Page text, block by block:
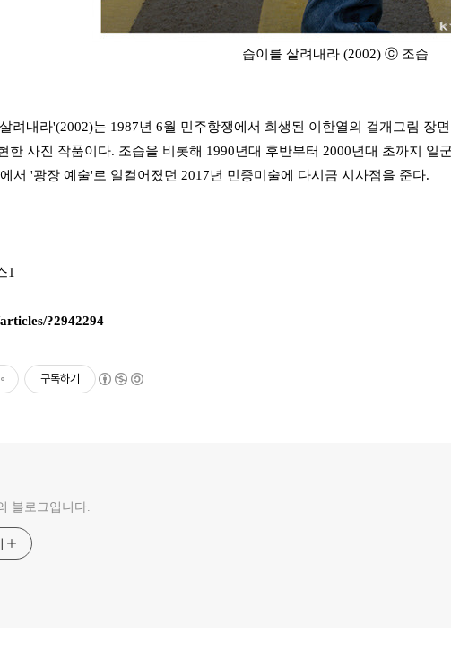
습이를 살려내라 (2002) ⓒ 조습
려내라'(2002)는 1987년 6월 민주항쟁에서 희생된 이한열의 걸개그림 장
한 사진 작품이다. 조습을 비롯해 1990년대 후반부터 2000년대 초까지 일
서 '광장 예술'로 일컬어졌던 2017년 민중미술에 다시금 시사점을 준다.
1
?2942294
구독하기
블로그입니다.